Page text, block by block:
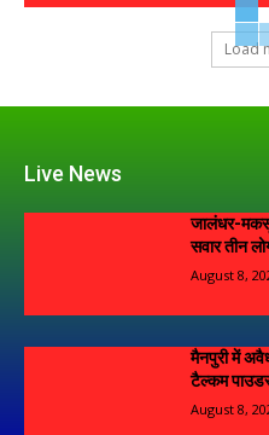
Load
Live News
जालंधर-
सवार तीन
August 8,
मैनपुरी में
टैल्कम
August 8,